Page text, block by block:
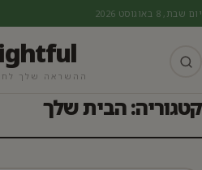
יום שבת, 8 באוגוסט 2026
ההשראה שלך
קטגוריה: הבית שלך